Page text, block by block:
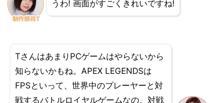
うわ! 画面がすごくきれいですね!
TさんはあまりPCゲームはやらないから
知らないかもね。APEX LEGENDSは
FPSといって、世界中のプレーヤーと対
戦するバトルロイヤルゲームなの。対戦